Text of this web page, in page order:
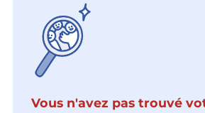
Vous n'avez pas trouvé